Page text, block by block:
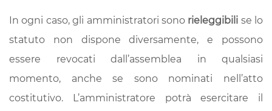
In ogni caso, gli amministratori sono rieleggibili se lo
statuto non dispone diversamente, e possono
essere revocati dall’assemblea in qualsiasi
momento, anche se sono nominati nell’atto
costitutivo. L’amministratore potrà esercitare il